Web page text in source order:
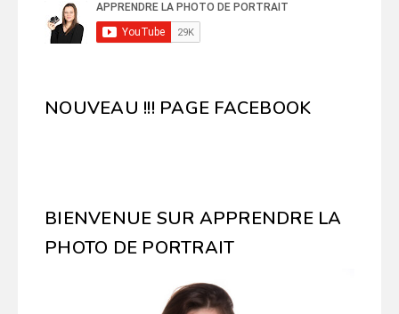
NOUVEAU !!! PAGE FACEBOOK
BIENVENUE SUR APPRENDRE LA
PHOTO DE PORTRAIT